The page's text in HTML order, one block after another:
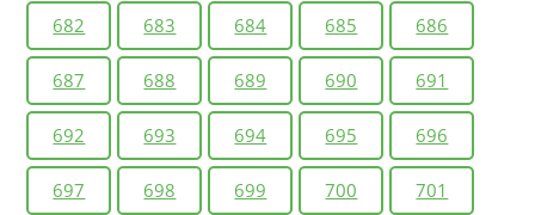
682 683 684 685 686
687 688 689 690 691
692 693 694 695 696
697 698 699 700 701